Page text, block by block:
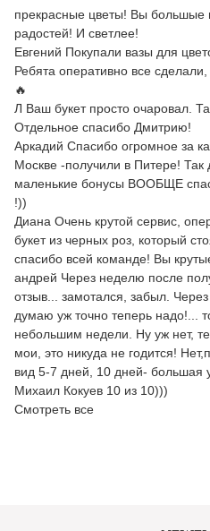
прекрасные цветы! Вы
радостей! И светлее!
Евгений Покупали вазы для
Ребята оперативно все
🔥
Л Ваш букет просто очаровал.
Отдельное спасибо Дмитрию!
Аркадий Спасибо огромное за
Москве -получили в Питере! Так
маленькие бонусы ВООБЩЕ
!))
Диана Очень крутой сервис,
букет из черных роз, который
спасибо всей команде! Вы
андрей Через неделю после
отзыв... замотался, забыл.
думаю уж точно теперь надо!...
небольшим недели. Ну уж нет,
мои, это никуда не годится!
вид 5-7 дней, 10 дней- большая
Михаил Кокуев 10 из 10)))
Смотреть все